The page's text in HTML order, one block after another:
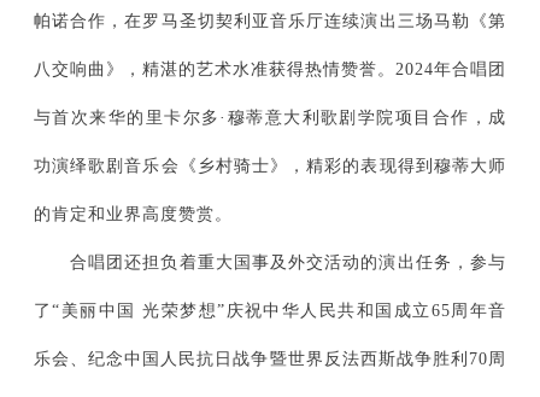
帕诺合作，在罗马圣切契利亚音乐厅连续演出三场马勒《第
八交响曲》，精湛的艺术水准获得热情赞誉。2024年合唱团
与首次来华的里卡尔多·穆蒂意大利歌剧学院项目合作，成
功演绎歌剧音乐会《乡村骑士》，精彩的表现得到穆蒂大师
的肯定和业界高度赞赏。
合唱团还担负着重大国事及外交活动的演出任务，参与
了“美丽中国 光荣梦想”庆祝中华人民共和国成立65周年音
乐会、纪念中国人民抗日战争暨世界反法西斯战争胜利70周